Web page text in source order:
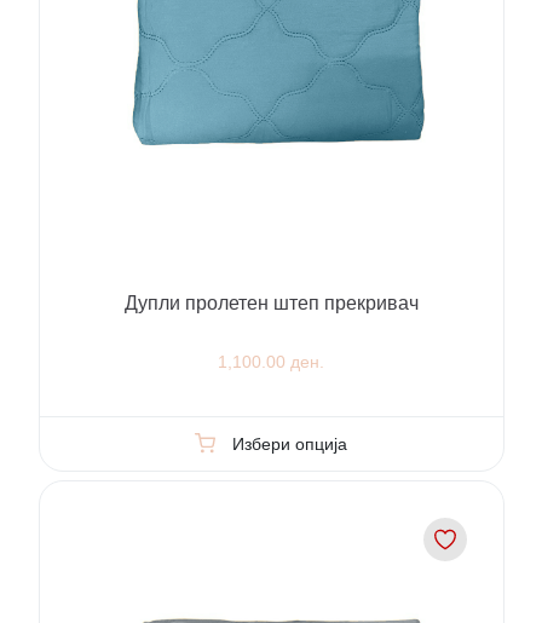
Дупли пролетен штеп прекривач
1,100.00 ден.
Избери опција